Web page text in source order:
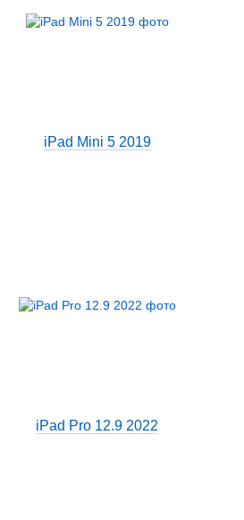
iPad Mini 5 2019
iPad Pro 12.9 2022